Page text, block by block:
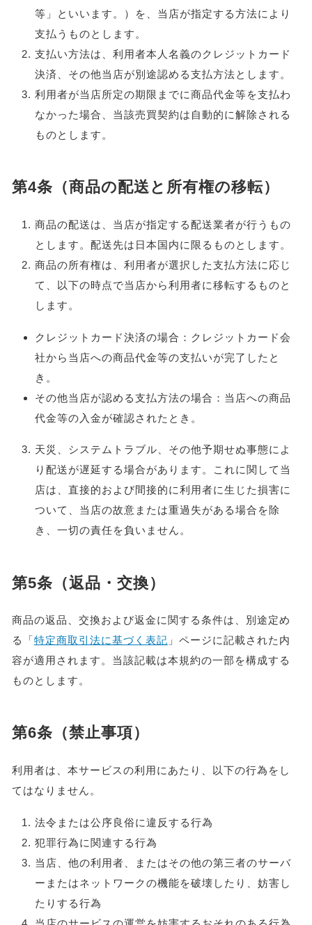
等」といいます。）を、当店が指定する方法により
支払うものとします。
支払い方法は、利用者本人名義のクレジットカード
決済、その他当店が別途認める支払方法とします。
利用者が当店所定の期限までに商品代金等を支払わ
なかった場合、当該売買契約は自動的に解除される
ものとします。
第4条（商品の配送と所有権の移転）
商品の配送は、当店が指定する配送業者が行うもの
とします。配送先は日本国内に限るものとします。
商品の所有権は、利用者が選択した支払方法に応じ
て、以下の時点で当店から利用者に移転するものと
します。
クレジットカード決済の場合：クレジットカード会
社から当店への商品代金等の支払いが完了したと
き。
その他当店が認める支払方法の場合：当店への商品
代金等の入金が確認されたとき。
天災、システムトラブル、その他予期せぬ事態によ
り配送が遅延する場合があります。これに関して当
店は、直接的および間接的に利用者に生じた損害に
ついて、当店の故意または重過失がある場合を除
き、一切の責任を負いません。
第5条（返品・交換）
商品の返品、交換および返金に関する条件は、別途定め
る「特定商取引法に基づく表記 」ページに記載された内
容が適用されます。当該記載は本規約の一部を構成する
ものとします。
第6条（禁止事項）
利用者は、本サービスの利用にあたり、以下の行為をし
てはなりません。
法令または公序良俗に違反する行為
犯罪行為に関連する行為
当店、他の利用者、またはその他の第三者のサーバ
ーまたはネットワークの機能を破壊したり、妨害し
たりする行為